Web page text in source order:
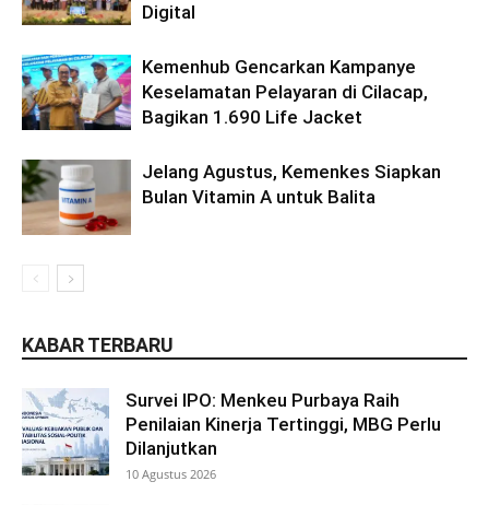
Digital
Kemenhub Gencarkan Kampanye
Keselamatan Pelayaran di Cilacap,
Bagikan 1.690 Life Jacket
Jelang Agustus, Kemenkes Siapkan
Bulan Vitamin A untuk Balita
KABAR TERBARU
Survei IPO: Menkeu Purbaya Raih
Penilaian Kinerja Tertinggi, MBG Perlu
Dilanjutkan
10 Agustus 2026